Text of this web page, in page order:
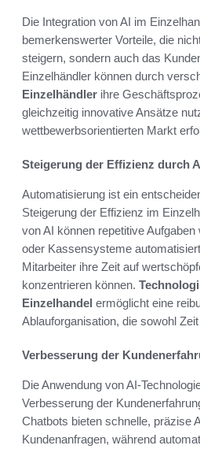
Die Integration von AI im
bemerkenswerter Vorteile, die
steigern, sondern auch das
Einzelhändler können durch
Einzelhändler ihre
gleichzeitig innovative Ansätze
wettbewerbsorientierten Markt
Steigerung der Effizienz durch
Automatisierung ist ein
Steigerung der Effizienz im
von AI können repetitive
oder Kassensysteme
Mitarbeiter ihre Zeit auf
konzentrieren können.
Einzelhandel ermöglicht eine
Ablauforganisation, die sowohl
Verbesserung der
Die Anwendung von AI-
Verbesserung der
Chatbots bieten schnelle, präzise
Kundenanfragen, während